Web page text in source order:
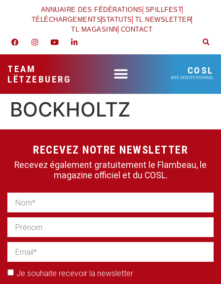
ANNUAIRE DES FÉDÉRATIONS SPILLFEST
TÉLÉCHARGEMENTSSTATUTS TL NEWSLETTER
TL MAGASINN CONTACT
TEAM
LËTZEBUERG
COSL
SITE INSTITUTIONNEL
BOCKHOLTZ
RECEVEZ NOTRE NEWSLETTER
Recevez également gratuitement le Flambeau, le
magazine officiel et du COSL.
Je souhaite recevoir la newsletter